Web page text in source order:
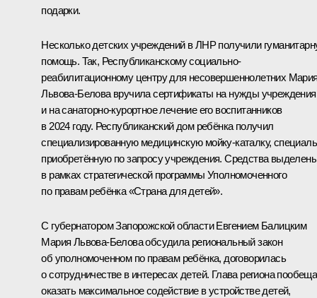
подарки.
Несколько детских учреждений в ЛНР получили
помощь. Так, Республиканскому социально-
реабилитационному центру для несовершеннолетних
Львова-Белова вручила сертификаты на нужды учреждения
и на санаторно-курортное лечение его воспитанников
в 2024 году. Республиканский дом ребёнка получил
специализированную медицинскую мойку-каталку,
приобретённую по запросу учреждения. Средства
в рамках стратегической программы Уполномоченного
по правам ребёнка «Страна для детей».
С губернатором Запорожской областиЕвгением Балицким
Мария Львова-Белова обсудила региональный закон
об уполномоченном по правам ребёнка, договорилась
о сотрудничестве в интересах детей. Глава региона
оказать максимальное содействие в устройстве детей,